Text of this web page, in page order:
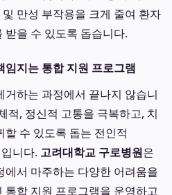
만성 부작용을 크게 줄여 환자
받을 수 있도록 돕습니다.
지는 통합 지원 프로그램
하는 과정에서 끝나지 않습니
적, 정신적 고통을 극복하고, 치
수 있도록 돕는 전인적
니다. 고려대학교 구로병원은
에서 마주하는 다양한 어려움을
합 지원 프로그램을 운영하고